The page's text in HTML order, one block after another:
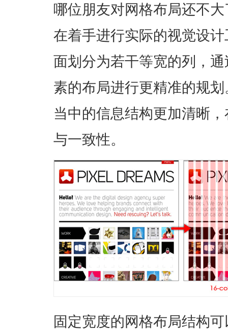
哪位朋友对网格布局还不
在着手进行实际的视觉设
面划分为若干等宽的列，
素的布局进行更精准的规
当中的信息结构更加清晰
与一致性。
固定宽度的网格布局结构